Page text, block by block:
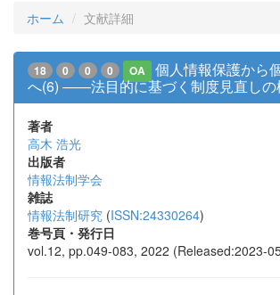
ホーム 文献詳細
18 0 0 0 OA
個人情報保護から
へ(6) ――法目的に基づく制度見直しの
著者
高木 浩光
出版者
情報法制学会
雑誌
情報法制研究 (ISSN:24330264)
巻号頁・発行日
vol.12, pp.049-083, 2022 (Released:2023-